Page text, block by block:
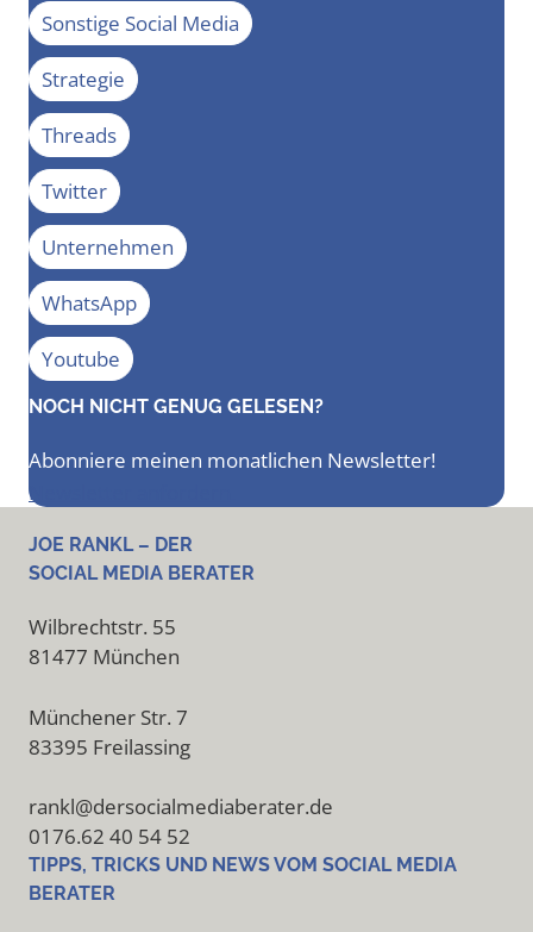
Sonstige Social Media
Strategie
Threads
Twitter
Unternehmen
WhatsApp
Youtube
NOCH NICHT GENUG GELESEN?
Abonniere meinen monatlichen Newsletter!
Newsletter anfordern
JOE RANKL – DER
SOCIAL MEDIA BERATER
Wilbrechtstr. 55
81477 München
Münchener Str. 7
83395 Freilassing
rankl@dersocialmediaberater.de
0176.62 40 54 52
TIPPS, TRICKS UND NEWS VOM SOCIAL MEDIA
BERATER